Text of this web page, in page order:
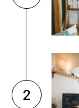
2